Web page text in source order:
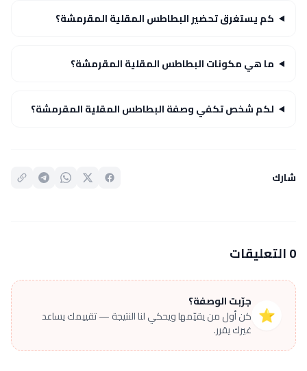
كم يستغرق تحضير البطاطس المقلية المقرمشة؟
ما هي مكونات البطاطس المقلية المقرمشة؟
لكم شخص تكفي وصفة البطاطس المقلية المقرمشة؟
شارك
0 التعليقات
⭐
جرّبت الوصفة؟
كن أول من يقيّمها ويحكي لنا النتيجة — تقييمك يساعد
غيرك يقرر.